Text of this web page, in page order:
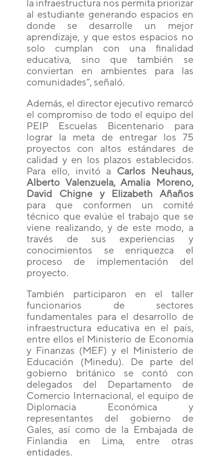
la infraestructura nos permita priorizar
al estudiante generando espacios en
donde se desarrolle un mejor
aprendizaje, y que estos espacios no
solo cumplan con una finalidad
educativa, sino que también se
conviertan en ambientes para las
comunidades”, señaló.
Además, el director ejecutivo remarcó
el compromiso de todo el equipo del
PEIP Escuelas Bicentenario para
lograr la meta de entregar los 75
proyectos con altos estándares de
calidad y en los plazos establecidos.
Para ello, invitó a Carlos Neuhaus,
Alberto Valenzuela, Amalia Moreno,
David Chigne y Elizabeth Añaños
para que conformen un comité
técnico que evalúe el trabajo que se
viene realizando, y de este modo, a
través de sus experiencias y
conocimientos se enriquezca el
proceso de implementación del
proyecto.
También participaron en el taller
funcionarios de sectores
fundamentales para el desarrollo de
infraestructura educativa en el país,
entre ellos el Ministerio de Economía
y Finanzas (MEF) y el Ministerio de
Educación (Minedu). De parte del
gobierno británico se contó con
delegados del Departamento de
Comercio Internacional, el equipo de
Diplomacia Económica y
representantes del gobierno de
Gales, así como de la Embajada de
Finlandia en Lima, entre otras
entidades.